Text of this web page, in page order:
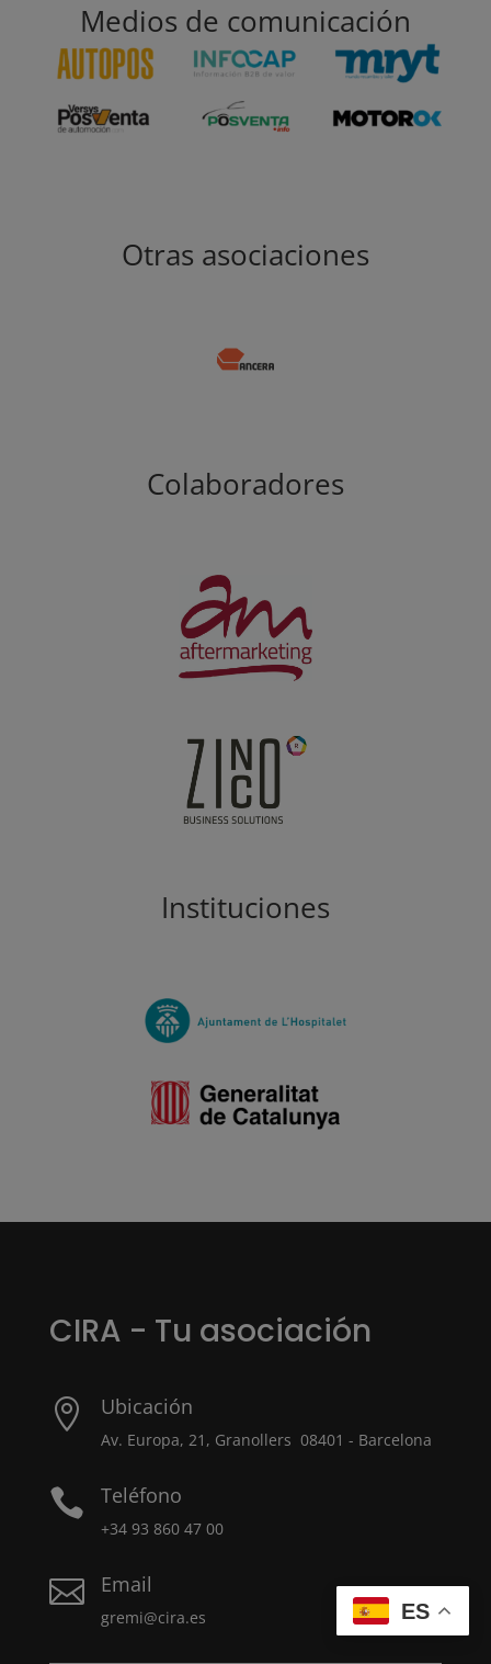
Medios de comunicación
Otras asociaciones
Colaboradores
Instituciones
CIRA - Tu asociación
 Ubicación
Av. Europa, 21, Granollers 08401 - Barcelona
 Teléfono
+34 93 860 47 00
 Email
gremi@cira.es ES